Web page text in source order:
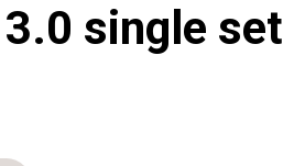
single set